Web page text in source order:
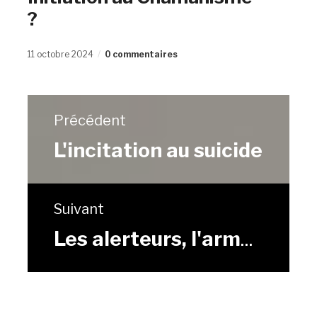
?
11 octobre 2024 0 commentaires
Précédent
L'incitation au suicide
Suivant
Les alerteurs, l'armée de Lucifer